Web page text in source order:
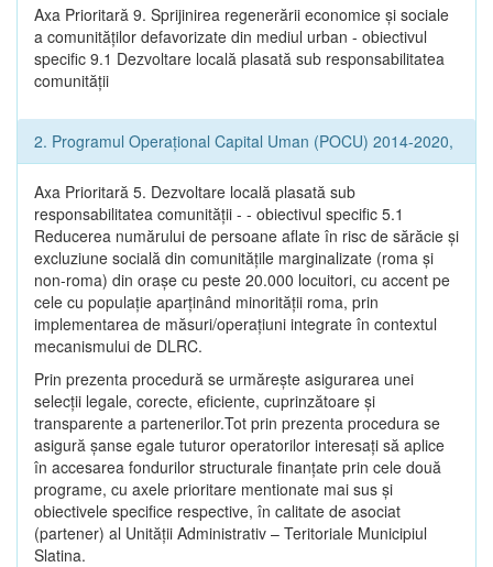
Axa Prioritară 9. Sprijinirea regenerării economice și sociale
a comunităților defavorizate din mediul urban - obiectivul
specific 9.1 Dezvoltare locală plasată sub responsabilitatea
comunității
2. Programul Operațional Capital Uman (POCU) 2014-2020,
Axa Prioritară 5. Dezvoltare locală plasată sub
responsabilitatea comunității - - obiectivul specific 5.1
Reducerea numărului de persoane aflate în risc de sărăcie şi
excluziune socială din comunitățile marginalizate (roma şi
non-roma) din oraşe cu peste 20.000 locuitori, cu accent pe
cele cu populație aparținând minorității roma, prin
implementarea de măsuri/operațiuni integrate în contextul
mecanismului de DLRC.
Prin prezenta procedură se urmăreşte asigurarea unei
selecții legale, corecte, eficiente, cuprinzătoare şi
transparente a partenerilor.Tot prin prezenta procedura se
asigură şanse egale tuturor operatorilor interesaţi să aplice
în accesarea fondurilor structurale finanţate prin cele două
programe, cu axele prioritare mentionate mai sus și
obiectivele specifice respective, în calitate de asociat
(partener) al Unității Administrativ – Teritoriale Municipiul
Slatina.